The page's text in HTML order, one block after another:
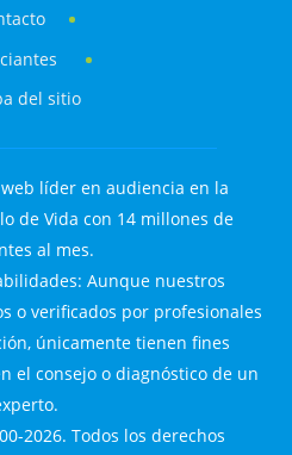
del sitio
líder en audiencia en la
de Vida con 14 millones de
al mes.
Aunque nuestros
o verificados por profesionales
únicamente tienen fines
el consejo o diagnóstico de un
2026. Todos los derechos